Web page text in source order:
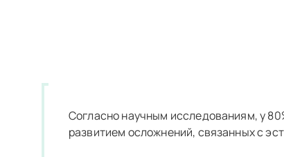
Ортодонтическая
Согласно научным исследованиям, у
развитием осложнений, связанных с